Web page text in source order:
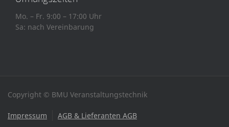
Mo. – Fr. 9:00 – 17:00 Uhr
Sa: nach Vereinbarung
Copyright © BMU Veranstaltungstechnik
Impressum AGB & Lieferanten AGB